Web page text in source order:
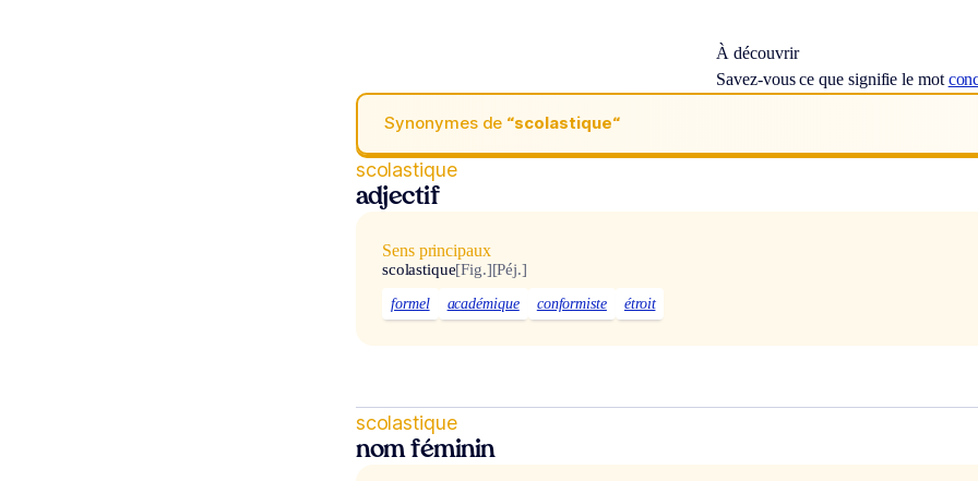
À découvrir
Savez-vous ce que signifie le mot
Synonymes de “scolastique“
scolastique
adjectif
Sens principaux
scolastique[Fig.][Péj.]
formel académique conformiste étroit
scolastique
nom féminin